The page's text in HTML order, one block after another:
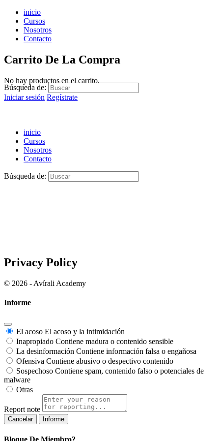
inicio
Cursos
Nosotros
Contacto
Carrito De La Compra
No hay productos en el carrito.
Iniciar sesión Regístrate
Búsqueda de:
inicio
Cursos
Nosotros
Contacto
Búsqueda de:
Privacy Policy
© 2026 - Avírali Academy
Informe
El acoso El acoso y la intimidación
Inapropiado Contiene madura o contenido sensible
La desinformación Contiene información falsa o engañosa
Ofensiva Contiene abusivo o despectivo contenido
Sospechoso Contiene spam, contenido falso o potenciales de
malware
Otras
Report note
Informe
Bloque De Miembro?